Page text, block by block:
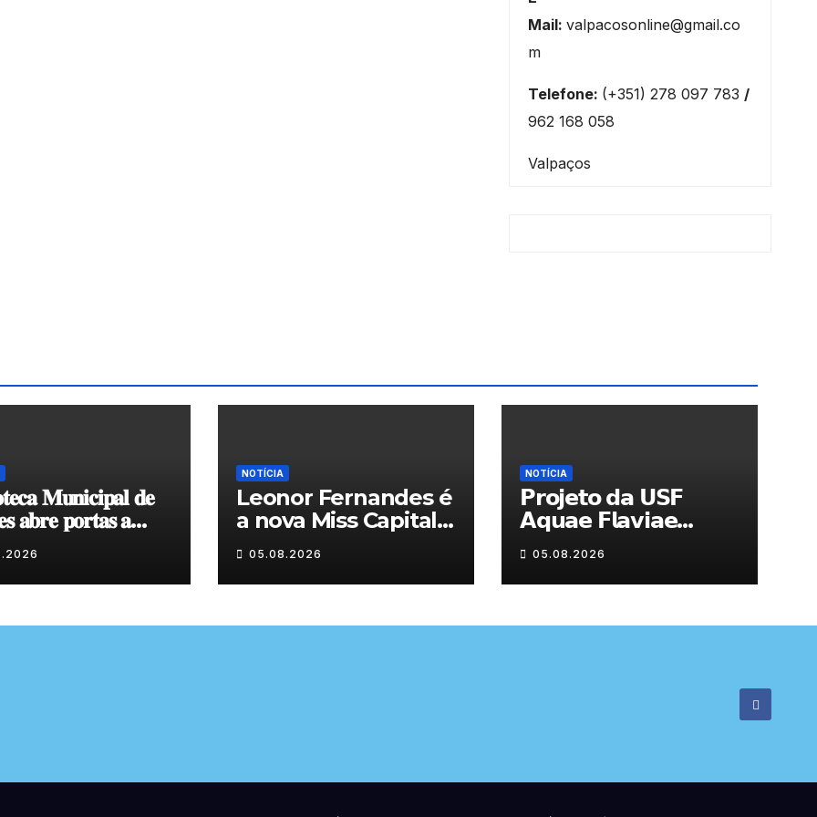
Mail: valpacosonline@gmail.co
m
Telefone: (+351) 278 097 783 /
962 168 058
Valpaços
𝐌𝐮𝐧𝐢𝐜𝐢𝐩𝐚𝐥 𝐝𝐞
𝐚𝐛𝐫𝐞 𝐩𝐨𝐫𝐭𝐚𝐬 𝐚
𝐝𝐞 𝐩𝐢𝐧𝐭𝐮𝐫𝐚
𝐨 𝐦𝐞̂𝐬 𝐝𝐞 𝐚𝐠𝐨𝐬𝐭𝐨
NOTÍCIA
Leonor Fernandes é
a nova Miss Capital
do Granito
05.08.2026
NOTÍCIA
𝗣𝗿𝗼𝗷𝗲𝘁𝗼 𝗱𝗮 𝗨𝗦𝗙
𝗔𝗾𝘂𝗮𝗲 𝗙𝗹𝗮𝘃𝗶𝗮𝗲
𝗮𝗷𝘂𝗱𝗮 𝗮 𝗰𝗼𝗻𝘁𝗿𝗼𝗹𝗮𝗿 𝗮
𝗮𝗻𝘀𝗶𝗲𝗱𝗮𝗱𝗲
05.08.2026